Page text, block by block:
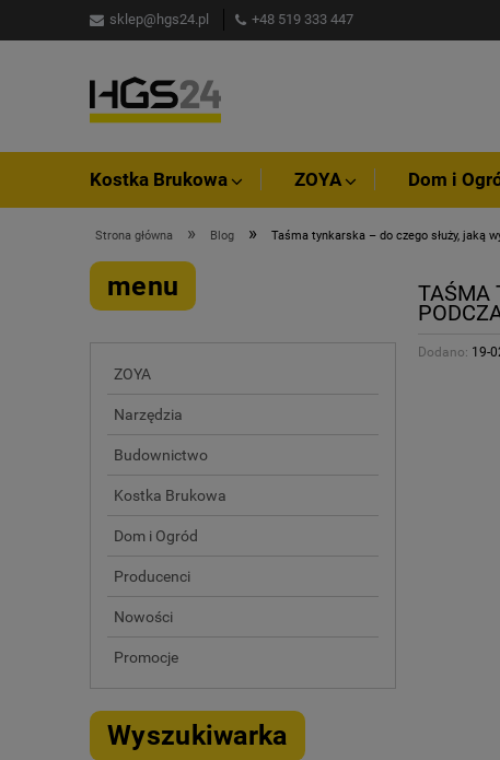
sklep@hgs24.pl +48 519 333 447
Kostka Brukowa ZOYA Dom i
Strona główna » Blog » Taśma tynkarska – do czego służy, jaką
menu
ZOYA
Narzędzia
Budownictwo
Kostka Brukowa
Dom i Ogród
Producenci
Nowości
Promocje
Wyszukiwarka
TAŚMA
Dodano: 19-